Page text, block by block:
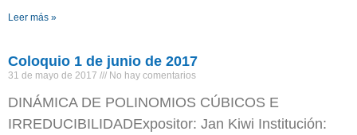
Leer más »
Coloquio 1 de junio de 2017
31 de mayo de 2017 No hay comentarios
DINÁMICA DE POLINOMIOS CÚBICOS E
IRREDUCIBILIDADExpositor: Jan Kiwi Institución: